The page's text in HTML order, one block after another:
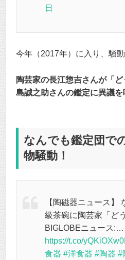
日
今年（2017年）に入り、騒
陶芸家の長江惣吉さんが「
島誠之助さんの鑑定に異議を
なんでも鑑定団で
物騒動！
【陶磁器ニュース】
級茶碗に陶芸家「ど
BIGLOBEニュース:…
https://t.co/
食器 #洋食器 #陶器 #